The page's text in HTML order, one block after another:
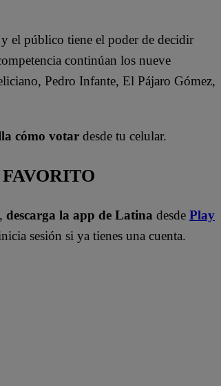
el público tiene el poder de decidir
continúan los nueve
Pedro Infante, El Pájaro Gómez,
cómo votar desde tu celular.
descarga la app de Latina desde Play
sesión si ya tienes una cuenta.